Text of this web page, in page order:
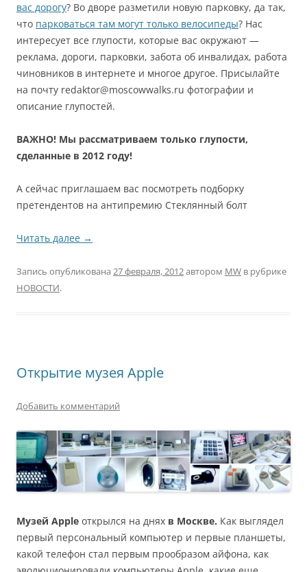
вас дорогу? Во дворе разметили новую парковку, да так,
что парковаться там могут только велосипеды? Нас
интересует все глупости, которые вас окружают —
реклама, дороги, парковки, забота об инвалидах, работа
чиновников в интернете и многое другое. Присылайте
на почту redaktor@moscowwalks.ru фотографии и
описание глупостей.
ВАЖНО! Мы рассматриваем только глупости,
сделанные в 2012 году!
А сейчас приглашаем вас посмотреть подборку
претендентов на антипремию Стеклянный болт
Читать далее →
Запись опубликована 27 февраля, 2012автором MW в рубрике
НОВОСТИ.
Открытие музея Apple
Добавить комментарий
Музей Apple открылся на днях в Москве. Как выглядел
первый персональный компьютер и первые планшеты,
какой телефон стал первым прообразом айфона, как